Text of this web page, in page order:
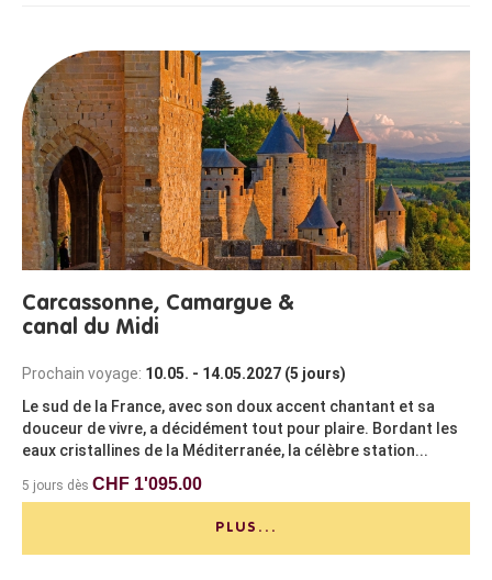
Carcassonne, Camargue &
canal du Midi
Prochain voyage: 10.05. - 14.05.2027 (5 jours)
Le sud de la France, avec son doux accent chantant et sa
douceur de vivre, a décidément tout pour plaire. Bordant les
eaux cristallines de la Méditerranée, la célèbre station...
5 jours dès CHF 1'095.00
PLUS...